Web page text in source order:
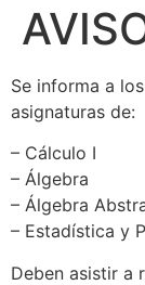
Se informa a
asignaturas de:
– Cálculo I
– Álgebra
– Álgebra
– Estadística y
Deben asistir a